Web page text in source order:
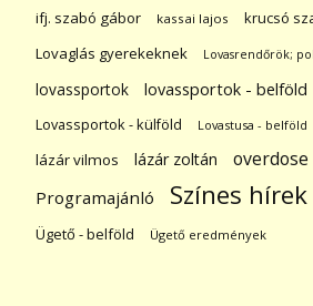
ifj. szabó gábor kassai lajos krucsó
Lovaglás gyerekeknek Lovasrendőrök;
lovassportok lovassportok - belföld
Lovassportok - külföld Lovastusa - belföld
lázár vilmos lázár zoltán overdose
Programajánló Színes hírek
Ügető - belföld Ügető eredmények